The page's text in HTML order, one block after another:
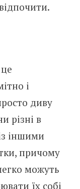
і
диву
різні в
іншими
причому
можуть
їх собі